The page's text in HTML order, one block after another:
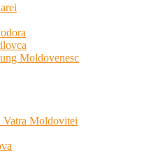
Moldovenesc
Moldovitei